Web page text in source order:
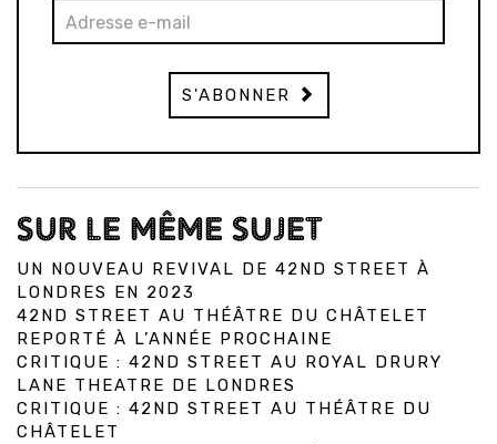
S'ABONNER
SUR LE MÊME SUJET
UN NOUVEAU REVIVAL DE 42ND STREET À
LONDRES EN 2023
42ND STREET AU THÉÂTRE DU CHÂTELET
REPORTÉ À L’ANNÉE PROCHAINE
CRITIQUE : 42ND STREET AU ROYAL DRURY
LANE THEATRE DE LONDRES
CRITIQUE : 42ND STREET AU THÉÂTRE DU
CHÂTELET